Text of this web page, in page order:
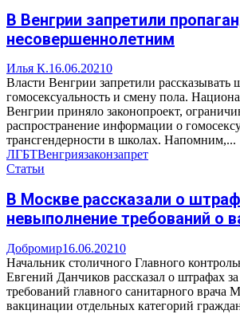
В Венгрии запретили
несовершеннолетним
Илья К.16.06.20210
Власти Венгрии запретили рассказывать
гомосексуальность и смену пола.
Венгрии приняло законопроект,
распространение информации о
трансгендерности в школах. Напомним,...
ЛГБТВенгриязаконзапрет
Статьи
В Москве рассказали о
невыполнение требований о
Добромир16.06.20210
Начальник столичного Главного
Евгений Данчиков рассказал о штрафах
требований главного санитарного врача
вакцинации отдельных категорий